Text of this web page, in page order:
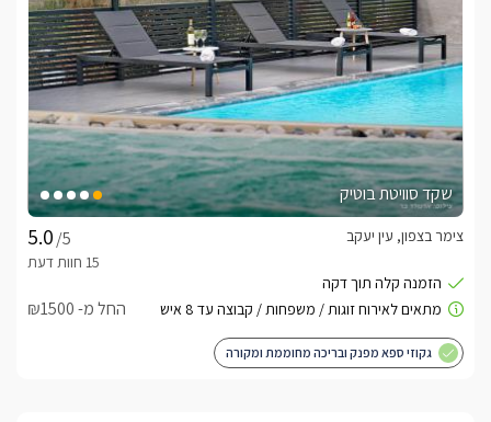
שקד סוויטת בוטיק
/5
צימר בצפון, עין יעקב
החל מ- ₪1500
גקוזי ספא מפנק ובריכה מחוממת ומקורה